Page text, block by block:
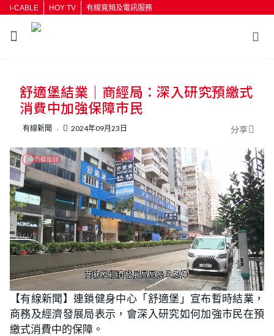
i-CABLE HOY TV 有線寬頻及電訊服務
按輸入鍵開始搜尋
舒適堡結業｜商經局：深入研究預繳式
消費中加強保障巿民
有線新聞 2024年09月23日 分享
n
m
t
e
o
a
d
e
【有線新聞】連鎖健身中心「舒適堡」宣布暫時結業，
商務及經濟發展局表示，會深入研究如何加強巿民在預
繳式消費中的保障。